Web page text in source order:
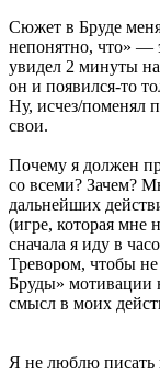
Сюжет в Бруде меня
непонятно, что» —
увидел 2 минуты
он и появился-то
Ну, исчез/поменял
свои.
Почему я должен
со всеми? Зачем?
дальнейших
(игре, которая мне
сначала я иду в
Тревором, чтобы
Бруды» мотивации
смысл в моих
Я не люблю писать